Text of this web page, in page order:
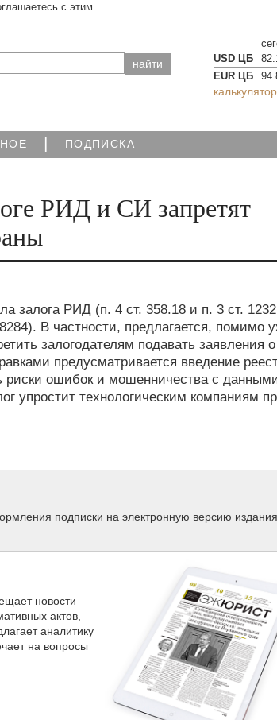
с этим.
USD ЦБ
EUR ЦБ
| ПОДПИСКА
РИД и СИ запретят
залога РИД (п. 4 ст. 358.18 и п. 3 ст.
В частности, предлагается, помимо
залогодателям подавать заявления о
предусматривается введение
риски ошибок и мошенничества с
упростит технологическим компаниям
подписки на электронную версию издания
новости
актов,
аналитику
на вопросы